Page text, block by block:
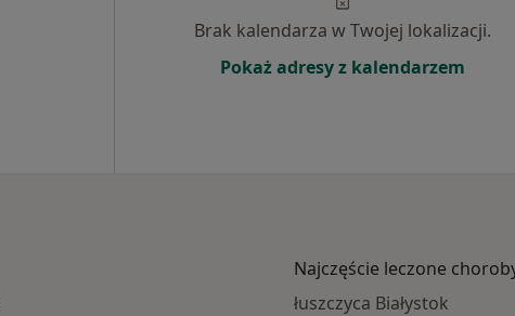
Brak kalendarza w Twojej lokalizacji.
Pokaż adresy z kalendarzem
Najczęście leczone
łuszczyca Białystok